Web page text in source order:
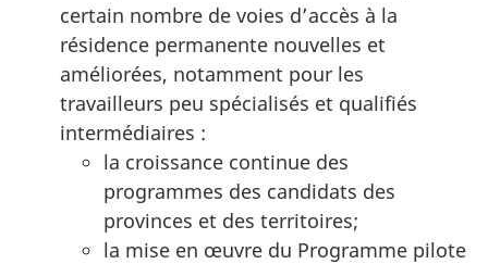
certain nombre de voies d’accès à la
résidence permanente nouvelles et
améliorées, notamment pour les
travailleurs peu spécialisés et qualifiés
intermédiaires :
la croissance continue des
programmes des candidats des
provinces et des territoires;
la mise en œuvre du Programme pilote